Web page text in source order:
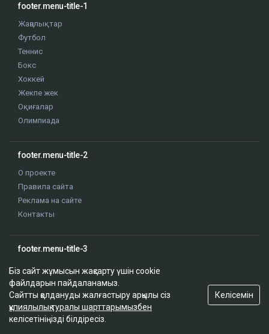
footer.menu-title-1
Жаңалықтар
Футбол
Теннис
Бокс
Хоккей
Жекпе жек
Оқиғалар
Олимпиада
footer.menu-title-2
О проекте
Правила сайта
Реклама на сайте
Контакты
footer.menu-title-3
© 2026. ТОО "Ulys Media Group". Барлық құқық сақталған
Біз сайт жұмысын жақсарту үшін cookie
файлдарын пайдаланамыз.
Сайтты қолдануды жалғастыру арқылы сіз
құпиялылық туралы шарттарымызбен
келісетініңізді білдіресіз.
Келісемін